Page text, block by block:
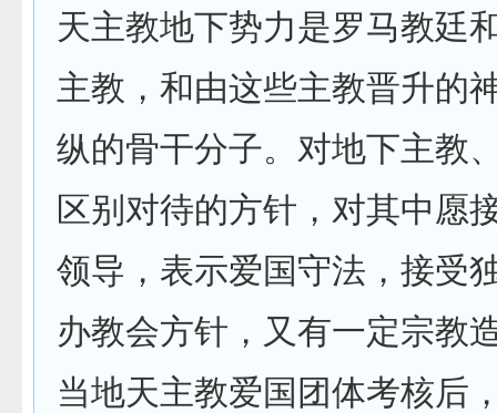
天主教地下势力是罗马教廷
主教，和由这些主教晋升的
纵的骨干分子。对地下主教
区别对待的方针，对其中愿
领导，表示爱国守法，接受
办教会方针，又有一定宗教
当地天主教爱国团体考核后